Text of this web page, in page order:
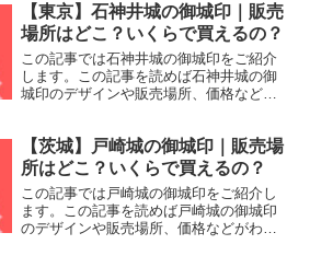
立てください。
【東京】石神井城の御城印｜販売
場所はどこ？いくらで買えるの？
この記事では石神井城の御城印をご紹介
します。この記事を読めば石神井城の御
城印のデザインや販売場所、価格などが
城の際にお役立てください。
【茨城】戸崎城の御城印｜販売場
所はどこ？いくらで買えるの？
この記事では戸崎城の御城印をご紹介し
ます。この記事を読めば戸崎城の御城印
のデザインや販売場所、価格などがわか